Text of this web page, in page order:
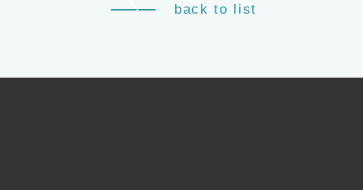
back to list